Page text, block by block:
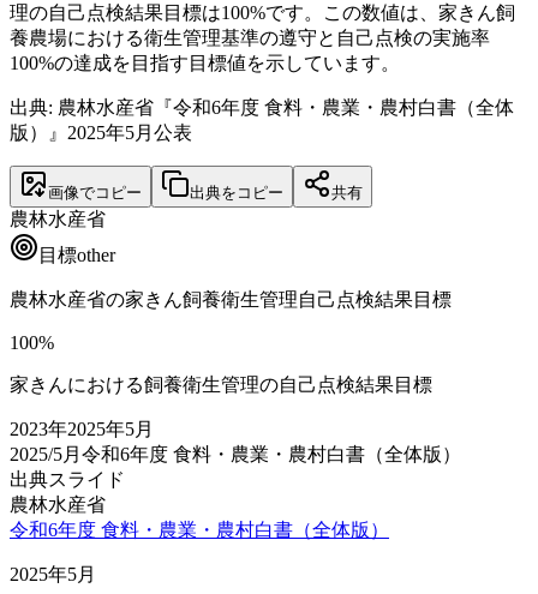
理の自己点検結果目標は100%です。この数値は、家きん飼
養農場における衛生管理基準の遵守と自己点検の実施率
100%の達成を目指す目標値を示しています。
出典: 農林水産省『令和6年度 食料・農業・農村白書（全体
版）』2025年5月公表
画像でコピー 出典をコピー 共有
農林水産省
目標other
農林水産省の家きん飼養衛生管理自己点検結果目標
100%
家きんにおける飼養衛生管理の自己点検結果目標
2023年2025年5月
2025/5月 令和6年度 食料・農業・農村白書（全体版）
出典スライド
農林水産省
令和6年度 食料・農業・農村白書（全体版）
2025年5月